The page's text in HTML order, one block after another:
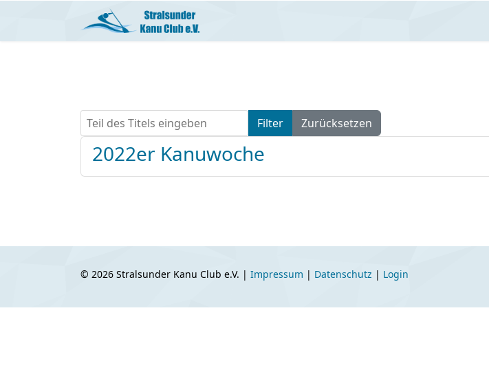
Teil des Titels eingeben Filter Zurücksetzen
2022er Kanuwoche
© 2026 Stralsunder Kanu Club e.V. | Impressum | Datenschutz | Login